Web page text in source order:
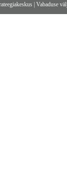
|Vabaduse